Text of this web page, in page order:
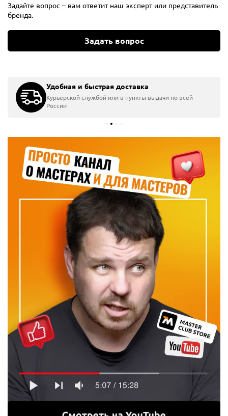
Задайте вопрос – вам ответит наш эксперт или представитель
бренда.
Задать вопрос
Удобная и быстрая доставка
Курьерской службой или в пункты выдачи по всей
России